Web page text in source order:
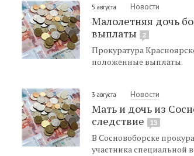
5 августа Новости
Малолетняя дочь
выплаты
2
Прокуратура
положенные выплаты.
3 августа Новости
Мать и дочь из
следствие
13
В Сосновоборске
участника специальной